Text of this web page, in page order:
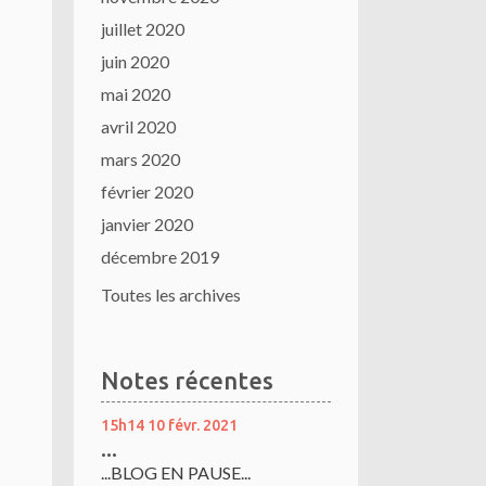
juillet 2020
juin 2020
mai 2020
avril 2020
mars 2020
février 2020
janvier 2020
décembre 2019
Toutes les archives
Notes récentes
15h14 10 févr. 2021
...
...BLOG EN PAUSE...